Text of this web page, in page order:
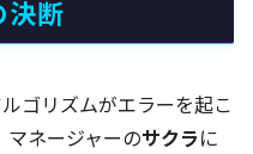
決断
ゴリズムがエラーを起こ
マネージャーのサクラに